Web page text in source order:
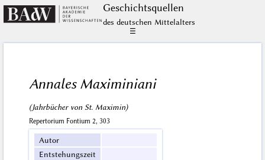
Geschichts­quellen
des deutschen Mittelalters
☰
Annales Maximiniani
(Jahrbücher von St. Maximin)
Repertorium Fontium 2, 303
Autor
Entstehungszeit